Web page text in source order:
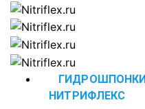
ГИДРОШПОНКИ
НИТРИФЛЕКС